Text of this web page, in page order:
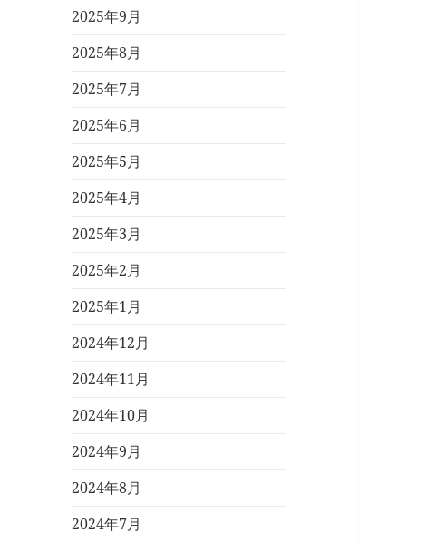
2025年9月
2025年8月
2025年7月
2025年6月
2025年5月
2025年4月
2025年3月
2025年2月
2025年1月
2024年12月
2024年11月
2024年10月
2024年9月
2024年8月
2024年7月